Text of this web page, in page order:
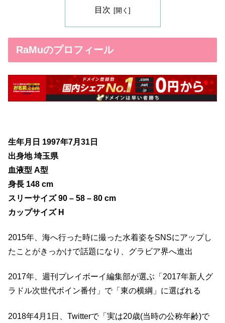
目次
RaMuのプロフィール
生年月日 1997年7月31日
出身地 埼玉県
血液型 A型
身長 148 cm
スリーサイズ 90 – 58 – 80 cm
カップサイズ H
2015年、海へ行った時に撮った水着姿をSNSにアップし
たことがきっかけで話題になり、グラビア界へ進出
2017年、週刊プレイボーイ編集部が選ぶ「2017年新人グ
ラドル次世代ボイン番付」で「東の横綱」に選ばれる
2018年4月1日、Twitterで「実は20歳(当時の公称年齢)で